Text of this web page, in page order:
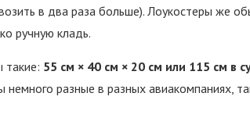
в два раза больше). Лоукостеры же
ручную кладь.
такие: 55 см × 40 см × 20 см или 115 см в
немного разные в разных авиакомпаниях,